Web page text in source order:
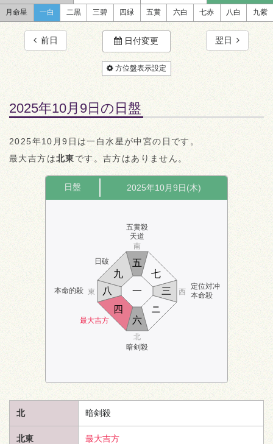
月命星 一白 二黒 三碧 四緑 五黄 六白 七赤 八白 九紫
前日 日付変更 翌日
方位盤表示設定
2025年10月9日の日盤
2025年10月9日は一白水星が中宮の日です。
最大吉方は北東です。吉方はありません。
日盤 2025年10月9日(木)
日破
五黄殺
天道
本命的殺
定位対冲
本命殺
最大吉方
暗剣殺
南
北
東 西
六
七
八
九
一
ニ
三
四
五
北 暗剣殺
北東 最大吉方